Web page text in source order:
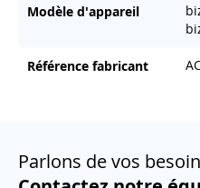
Modèle d'appareil
Référence fabricant
Parlons de vos